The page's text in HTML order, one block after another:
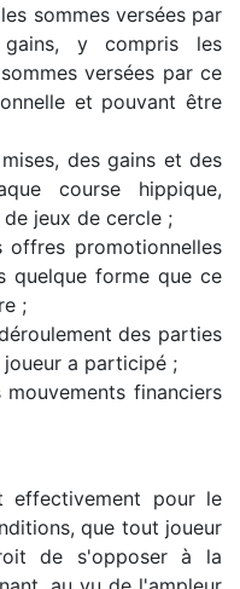
sommes versées par
y compris les
versées par ce
et pouvant être
des gains et des
course hippique,
jeux de cercle ;
offres promotionnelles
quelque forme que ce
;
des parties
a participé ;
mouvements financiers
effectivement pour le
que tout joueur
de s'opposer à la